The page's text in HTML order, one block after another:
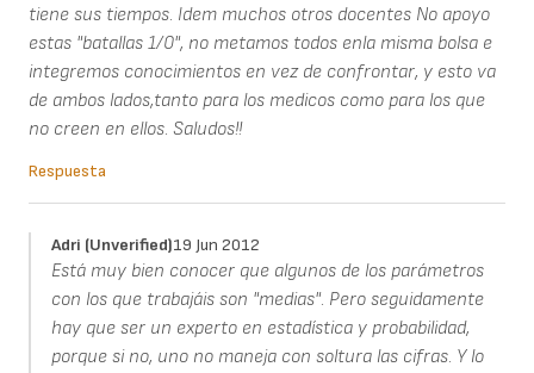
tiene sus tiempos. Idem muchos otros docentes No apoyo
estas "batallas 1/0", no metamos todos enla misma bolsa e
integremos conocimientos en vez de confrontar, y esto va
de ambos lados,tanto para los medicos como para los que
no creen en ellos. Saludos!!
Respuesta
Adri (unverified)19 Jun 2012
Está muy bien conocer que algunos de los parámetros
con los que trabajáis son "medias". Pero seguidamente
hay que ser un experto en estadística y probabilidad,
porque si no, uno no maneja con soltura las cifras. Y lo